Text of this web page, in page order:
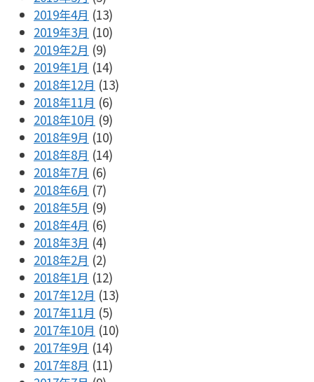
2019年4月 (13)
2019年3月 (10)
2019年2月 (9)
2019年1月 (14)
2018年12月 (13)
2018年11月 (6)
2018年10月 (9)
2018年9月 (10)
2018年8月 (14)
2018年7月 (6)
2018年6月 (7)
2018年5月 (9)
2018年4月 (6)
2018年3月 (4)
2018年2月 (2)
2018年1月 (12)
2017年12月 (13)
2017年11月 (5)
2017年10月 (10)
2017年9月 (14)
2017年8月 (11)